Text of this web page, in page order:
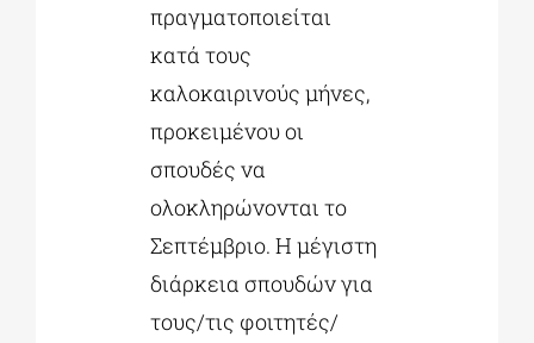
πραγματοποιείται
κατά τους
καλοκαιρινούς μήνες,
προκειμένου οι
σπουδές να
ολοκληρώνονται το
Σεπτέμβριο. Η μέγιστη
διάρκεια σπουδών για
τους/τις φοιτητές/